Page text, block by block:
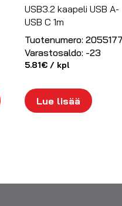
USB3.2 kaapeli USB A-
USB C 1m
Tuotenumero: 2055177
Varastosaldo: -23
5.81€/ kpl
Lue lisää